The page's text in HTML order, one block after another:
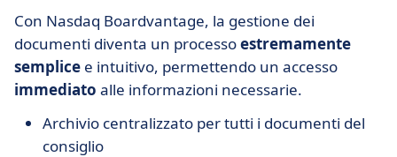
Con Nasdaq Boardvantage, la gestione dei
documenti diventa un processoestremamente
semplice e intuitivo, permettendo un accesso
immediato alle informazioni necessarie.
Archivio centralizzato per tutti i documenti del
consiglio